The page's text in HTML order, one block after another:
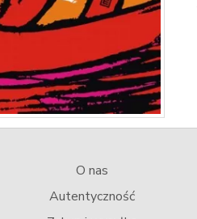
O nas
Autentyczność